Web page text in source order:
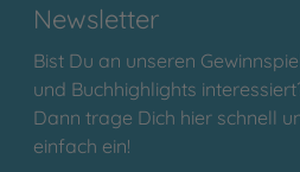
Newsletter
Bist Du an unseren
und Buchhighlights
Dann trage Dich hier schnell
einfach ein!